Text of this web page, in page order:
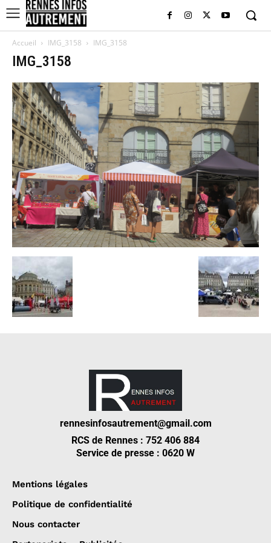
Accueil IMG_3158 IMG_3158
IMG_3158
rennesinfosautrement@gmail.com
RCS de Rennes : 752 406 884
Service de presse : 0620 W
Mentions légales
Politique de confidentialité
Nous contacter